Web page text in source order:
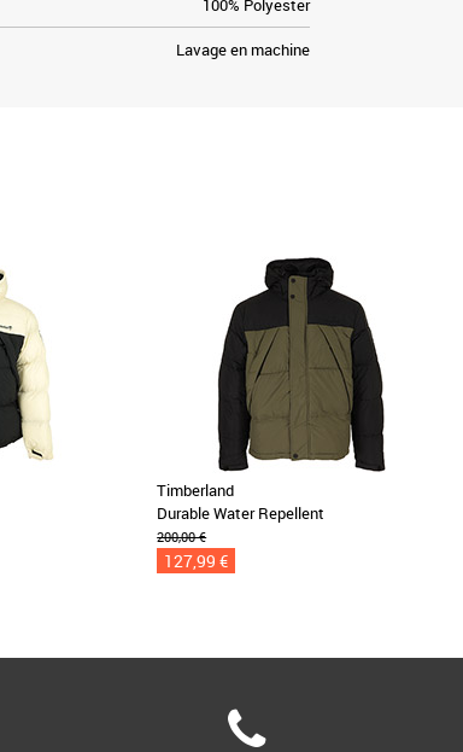
100% Polyester
Lavage en machine
Timberland
Durable Water Repellent
200,00 €
127,99 €